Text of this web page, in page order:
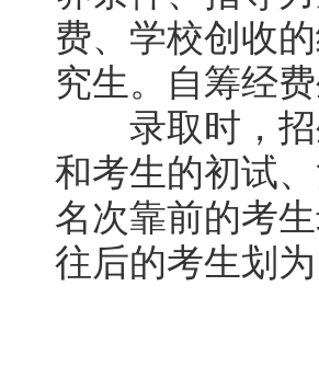
费、学校创收
究生。自筹经
录取时，招
和考生的初试
名次靠前的考
往后的考生划